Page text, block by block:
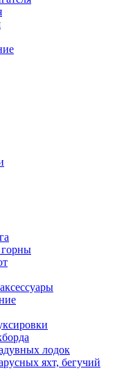
горны
лодок
яхт, бегучий